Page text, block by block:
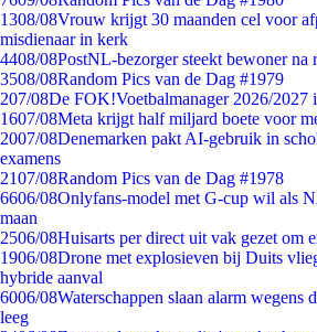
1308/08Vrouw krijgt 30 maanden cel voor
misdienaar in kerk
4408/08PostNL-bezorger steekt bewoner na
3508/08Random Pics van de Dag #1979
207/08De FOK!Voetbalmanager 2026/2027
1607/08Meta krijgt half miljard boete voor
2007/08Denemarken pakt AI-gebruik in
examens
2107/08Random Pics van de Dag #1978
6606/08Onlyfans-model met G-cup wil als
maan
2506/08Huisarts per direct uit vak gezet om
1906/08Drone met explosieven bij Duits
hybride aanval
6006/08Waterschappen slaan alarm wegens
leeg